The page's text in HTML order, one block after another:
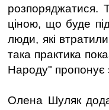
розпоряджатися.
ціною, що буде
люди, які
така практика
Народу" пропонує
Олена Шуляк